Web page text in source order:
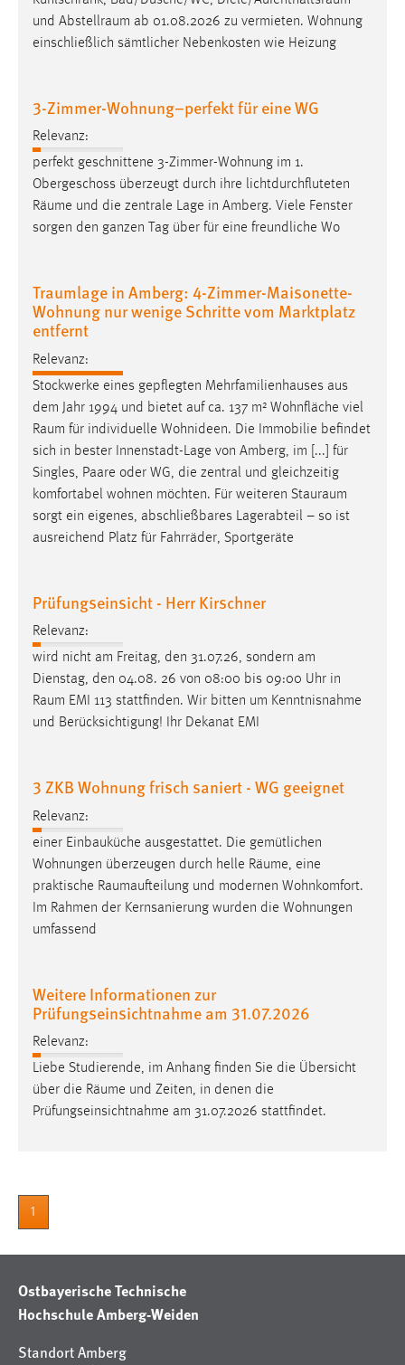
und Abstellraum ab 01.08.2026 zu vermieten. Wohnung
einschließlich sämtlicher Nebenkosten wie Heizung
3-Zimmer-Wohnung–perfekt für eine WG
Relevanz:
perfekt geschnittene 3-Zimmer-Wohnung im 1.
Obergeschoss überzeugt durch ihre lichtdurchfluteten
Räume und die zentrale Lage in Amberg. Viele Fenster
sorgen den ganzen Tag über für eine freundliche Wo
Traumlage in Amberg: 4-Zimmer-Maisonette-
Wohnung nur wenige Schritte vom Marktplatz
entfernt
Relevanz:
Stockwerke eines gepflegten Mehrfamilienhauses aus
dem Jahr 1994 und bietet auf ca. 137 m² Wohnfläche viel
Raum für individuelle Wohnideen. Die Immobilie befindet
sich in bester Innenstadt-Lage von Amberg, im [...] für
Singles, Paare oder WG, die zentral und gleichzeitig
komfortabel wohnen möchten. Für weiteren Stauraum
sorgt ein eigenes, abschließbares Lagerabteil – so ist
ausreichend Platz für Fahrräder, Sportgeräte
Prüfungseinsicht - Herr Kirschner
Relevanz:
wird nicht am Freitag, den 31.07.26, sondern am
Dienstag, den 04.08. 26 von 08:00 bis 09:00 Uhr in
Raum EMI 113 stattfinden. Wir bitten um Kenntnisnahme
und Berücksichtigung! Ihr Dekanat EMI
3 ZKB Wohnung frisch saniert - WG geeignet
Relevanz:
einer Einbauküche ausgestattet. Die gemütlichen
Wohnungen überzeugen durch helle Räume, eine
praktische Raumaufteilung und modernen Wohnkomfort.
Im Rahmen der Kernsanierung wurden die Wohnungen
umfassend
Weitere Informationen zur
Prüfungseinsichtnahme am 31.07.2026
Relevanz:
Liebe Studierende, im Anhang finden Sie die Übersicht
über die Räume und Zeiten, in denen die
Prüfungseinsichtnahme am 31.07.2026 stattfindet.
1
Ostbayerische Technische
Hochschule Amberg-Weiden
Standort Amberg
Zweck:
Dieser Cookie ist notwendig um sich an der Website
24 Stunden
STATISTIK
Statistik Cookies erfassen Informationen anonym.
Diese Informationen helfen uns zu verstehen, wie
Matomo
Name:
Zweck:
Zugriffsstatistik
Cookie Laufzeit:
Max. 13 Monate
MARKETING
Sie tun dies, indem sie Besucher über Websites
Google Ads
Name:
_gcl_au
Zweck:
Conversion-Tracking
Cookie Laufzeit:
3 Monate
Facebook Pixel
_fbp
Anbieter:
Facebook
Zweck:
Conversion-Tracking
Um Inhalte von Videoplattformen und Social Media
externen Medien Cookies gesetzt.